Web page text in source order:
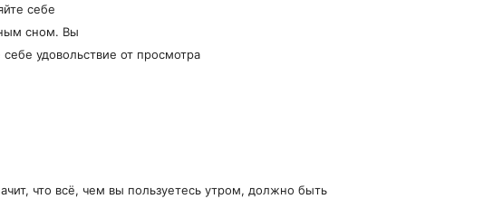
себе
сном. Вы
удовольствие от просмотра
что всё, чем вы пользуетесь утром, должно быть